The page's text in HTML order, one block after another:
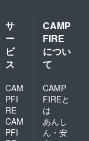
サ
ー
ビ
ス
CAM
PFI
RE
CAM
PFI
CAMP
FIRE
につい
て
CAMP
FIREと
は
あんし
ん・安